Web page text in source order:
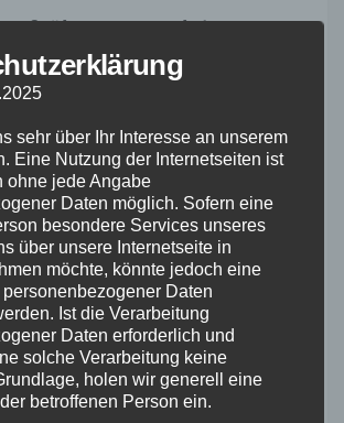
über unsere Aktion:
JUGEND FLIEGT
kostet so ein Hobby?
ein Jugendlicher für dieses
und es
ausführen wollen, fallen
Kosten an.
Anmeldung bleibt ein
sehr über Ihr Interesse an unserem
Eine Nutzung der Internetseiten ist
ohne jede Angabe
Daten möglich. Sofern eine
besondere Services unseres
über unsere Internetseite in
möchte, könnte jedoch eine
Daten
Ist die Verarbeitung
Daten erforderlich und
solche Verarbeitung keine
holen wir generell eine
betroffenen Person ein.